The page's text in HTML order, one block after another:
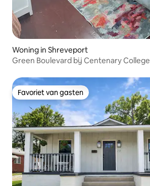
Woning in Shreveport
Green Boulevard bij Centenary College
Favoriet van gasten
Favoriet van gasten